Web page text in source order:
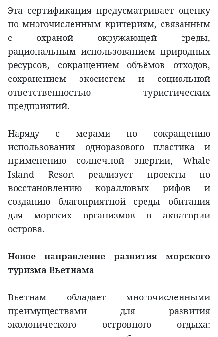
Эта сертификация предусматривает оценку
по многочисленным критериям, связанным
с охраной окружающей среды,
рациональным использованием природных
ресурсов, сокращением объёмов отходов,
сохранением экосистем и социальной
ответственностью туристических
предприятий.
Наряду с мерами по сокращению
использования одноразового пластика и
применению солнечной энергии, Whale
Island Resort реализует проекты по
восстановлению коралловых рифов и
созданию благоприятной среды обитания
для морских организмов в акватории
острова.
Новое направление развития морского
туризма Вьетнама
Вьетнам обладает многочисленными
преимуществами для развития
экологического островного отдыха: